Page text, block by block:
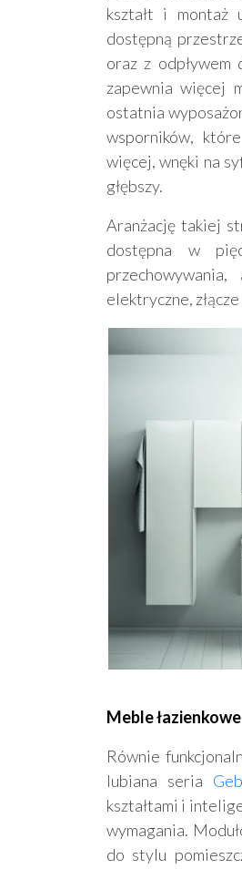
kształt i montaż
dostępną
oraz z
zapewnia więcej
ostatnia
wsporników,
więcej, wnęki na
głębszy.
Aranżację takiej
dostępna w
elektryczne,
Meble łazienkowe
Równie
lubiana seria
kształtami i
wymagania.
do stylu